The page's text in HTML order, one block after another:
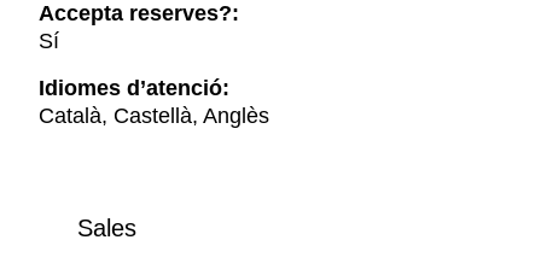
Accepta reserves?:
Sí
Idiomes d’atenció:
Català, Castellà, Anglès
Sales